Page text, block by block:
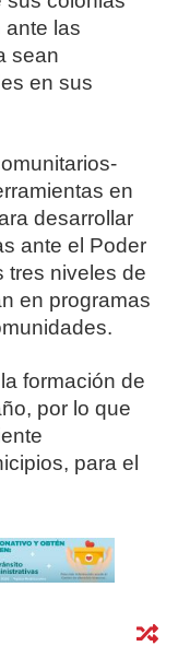
ante las
sean
en sus
en
desarrollar
ante el Poder
tres niveles de
en programas
formación de
por lo que
para el